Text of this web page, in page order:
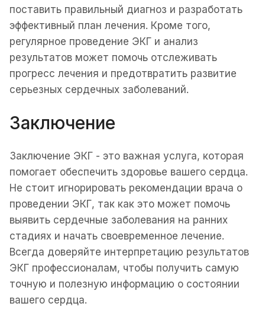
поставить правильный диагноз и разработать
эффективный план лечения. Кроме того,
регулярное проведение ЭКГ и анализ
результатов может помочь отслеживать
прогресс лечения и предотвратить развитие
серьезных сердечных заболеваний.
Заключение
Заключение ЭКГ - это важная услуга, которая
помогает обеспечить здоровье вашего сердца.
Не стоит игнорировать рекомендации врача о
проведении ЭКГ, так как это может помочь
выявить сердечные заболевания на ранних
стадиях и начать своевременное лечение.
Всегда доверяйте интерпретацию результатов
ЭКГ профессионалам, чтобы получить самую
точную и полезную информацию о состоянии
вашего сердца.